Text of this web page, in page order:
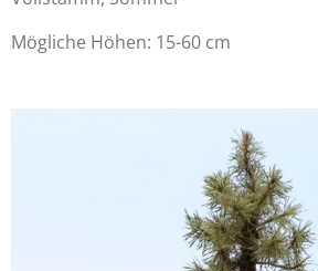
Mögliche Höhen: 15-60 cm